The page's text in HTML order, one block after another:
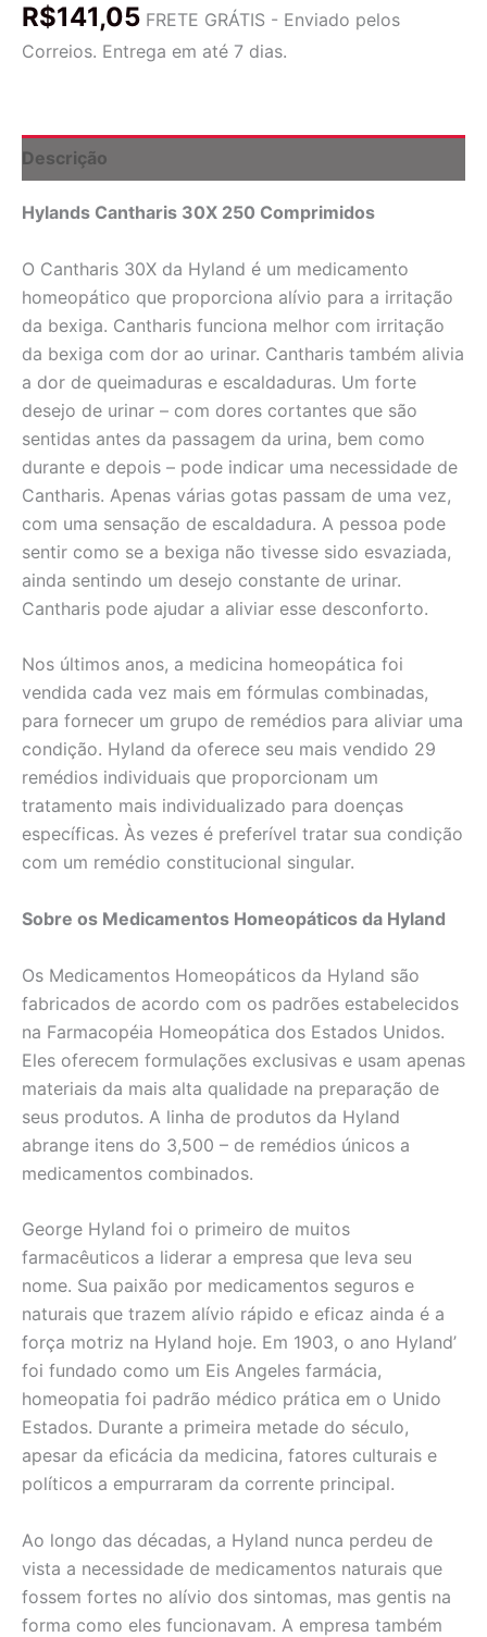
Tablets
R$141,05 FRETE GRÁTIS - Enviado pelos
Correios. Entrega em até 7 dias.
Descrição
Hylands Cantharis 30X 250 Comprimidos
O Cantharis 30X da Hyland é um medicamento
homeopático que proporciona alívio para a irritação
da bexiga. Cantharis funciona melhor com irritação
da bexiga com dor ao urinar. Cantharis também alivia
a dor de queimaduras e escaldaduras. Um forte
desejo de urinar – com dores cortantes que são
sentidas antes da passagem da urina, bem como
durante e depois – pode indicar uma necessidade de
Cantharis. Apenas várias gotas passam de uma vez,
com uma sensação de escaldadura. A pessoa pode
sentir como se a bexiga não tivesse sido esvaziada,
ainda sentindo um desejo constante de urinar.
Cantharis pode ajudar a aliviar esse desconforto.
Nos últimos anos, a medicina homeopática foi
vendida cada vez mais em fórmulas combinadas,
para fornecer um grupo de remédios para aliviar uma
condição. Hyland da oferece seu mais vendido 29
remédios individuais que proporcionam um
tratamento mais individualizado para doenças
específicas. Às vezes é preferível tratar sua condição
com um remédio constitucional singular.
Sobre os Medicamentos Homeopáticos da Hyland
Os Medicamentos Homeopáticos da Hyland são
fabricados de acordo com os padrões estabelecidos
na Farmacopéia Homeopática dos Estados Unidos.
Eles oferecem formulações exclusivas e usam apenas
materiais da mais alta qualidade na preparação de
seus produtos. A linha de produtos da Hyland
abrange itens do 3,500 – de remédios únicos a
medicamentos combinados.
George Hyland foi o primeiro de muitos
farmacêuticos a liderar a empresa que leva seu
nome. Sua paixão por medicamentos seguros e
naturais que trazem alívio rápido e eficaz ainda é a
força motriz na Hyland hoje. Em 1903, o ano Hyland’
foi fundado como um Eis Angeles farmácia,
homeopatia foi padrão médico prática em o Unido
Estados. Durante a primeira metade do século,
apesar da eficácia da medicina, fatores culturais e
políticos a empurraram da corrente principal.
Ao longo das décadas, a Hyland nunca perdeu de
vista a necessidade de medicamentos naturais que
fossem fortes no alívio dos sintomas, mas gentis na
forma como eles funcionavam. A empresa também